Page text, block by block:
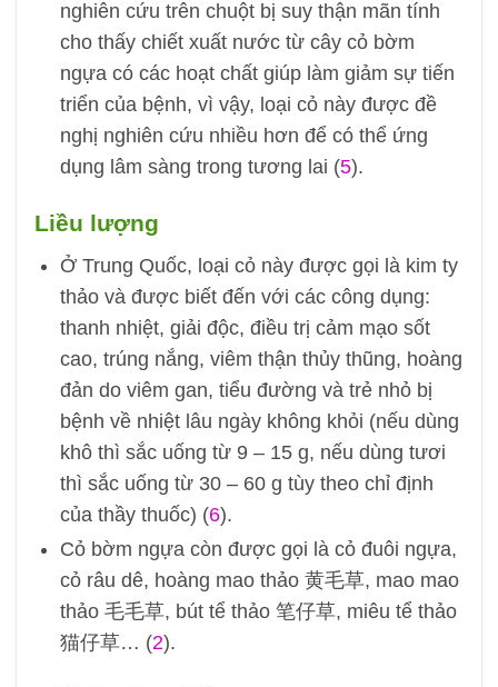
nghiên cứu trên chuột bị suy thận mãn tính
cho thấy chiết xuất nước từ cây cỏ bờm
ngựa có các hoạt chất giúp làm giảm sự tiến
triển của bệnh, vì vậy, loại cỏ này được đề
nghị nghiên cứu nhiều hơn để có thể ứng
dụng lâm sàng trong tương lai (5).
Liều lượng
Ở Trung Quốc, loại cỏ này được gọi là kim ty
thảo và được biết đến với các công dụng:
thanh nhiệt, giải độc, điều trị cảm mạo sốt
cao, trúng nắng, viêm thận thủy thũng, hoàng
đản do viêm gan, tiểu đường và trẻ nhỏ bị
bệnh về nhiệt lâu ngày không khỏi (nếu dùng
khô thì sắc uống từ 9 – 15 g, nếu dùng tươi
thì sắc uống từ 30 – 60 g tùy theo chỉ định
của thầy thuốc) (6).
Cỏ bờm ngựa còn được gọi là cỏ đuôi ngựa,
cỏ râu dê, hoàng mao thảo 黄毛草, mao mao
thảo 毛毛草, bút tể thảo 笔仔草, miêu tể thảo
猫仔草… (2).